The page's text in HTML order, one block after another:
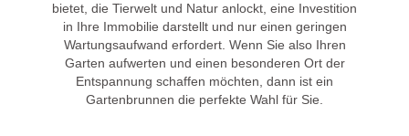
bietet, die Tierwelt und Natur anlockt, eine Investition
in Ihre Immobilie darstellt und nur einen geringen
Wartungsaufwand erfordert. Wenn Sie also Ihren
Garten aufwerten und einen besonderen Ort der
Entspannung schaffen möchten, dann ist ein
Gartenbrunnen die perfekte Wahl für Sie.